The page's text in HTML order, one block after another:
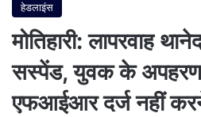
हेडलाइंस
मोतिहारी: लापरवाह
सस्पेंड, युवक के
एफआईआर दर्ज नहीं